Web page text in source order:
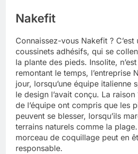
Nakefit
Connaissez-vous Nakefit ? C’est
coussinets adhésifs, qui se
la plante des pieds. Insolite,
remontant le temps, l’entreprise
jour, lorsqu’une équipe italienne
le design l’avait conçu. La
de l’équipe ont compris que les
peuvent se blesser, lorsqu’ils
terrains naturels comme la
morceau de coquillage peut en
responsable.